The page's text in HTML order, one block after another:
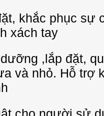
khắc phục sự
xách tay
,lắp đặt,
và nhỏ. Hỗ trợ